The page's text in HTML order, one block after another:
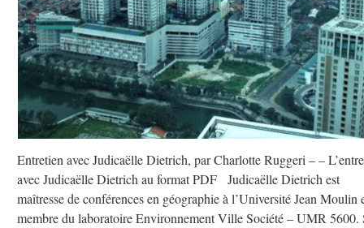
Entretien avec Judicaëlle Dietrich, par Charlotte Ruggeri – –
avec Judicaëlle Dietrich au format PDF Judicaëlle Dietrich est
maîtresse de conférences en géographie à l’Université Jean Moulin
membre du laboratoire Environnement Ville Société – UMR 5600.